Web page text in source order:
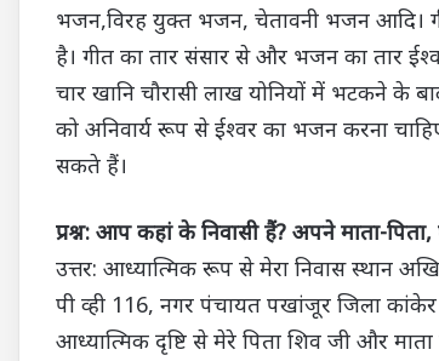
भजन,विरह युक्त भजन, चेतावनी भजन आदि।
है। गीत का तार संसार से और भजन का तार
चार खानि चौरासी लाख योनियों में भटकने के
को अनिवार्य रूप से ईश्वर का भजन करना
सकते हैं।
प्रश्न: आप कहां के निवासी हैं? अपने माता-पिता,
उत्तर: आध्यात्मिक रूप से मेरा निवास स्थान
पी व्ही 116, नगर पंचायत पखांजूर जिला कांकेर
आध्यात्मिक दृष्टि से मेरे पिता शिव जी और माता